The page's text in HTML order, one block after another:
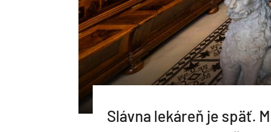
Slávna lekáreň je späť.